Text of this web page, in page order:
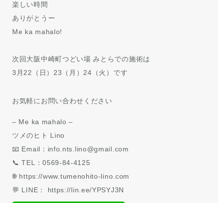
楽しい時間
ありがとうー
Me ka mahalo!
次回大阪中崎町つどい場 みとらでの施術は
3月22（日）23（月）24（火）です
お気軽にお問い合わせください
– Me ka mahalo –
ツメのヒト Lino
📧 Email：info.nts.lino@gmail.com
📞 TEL：0569-84-4125
🌐 https://www.tumenohito-lino.com
💬 LINE： https://lin.ee/YPSYJ3N